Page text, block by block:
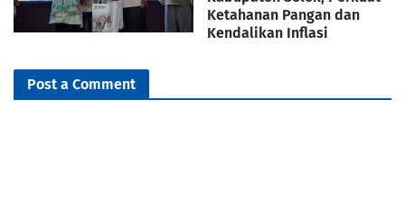
Ketahanan Pangan dan
Kendalikan Inflasi
Post a Comment